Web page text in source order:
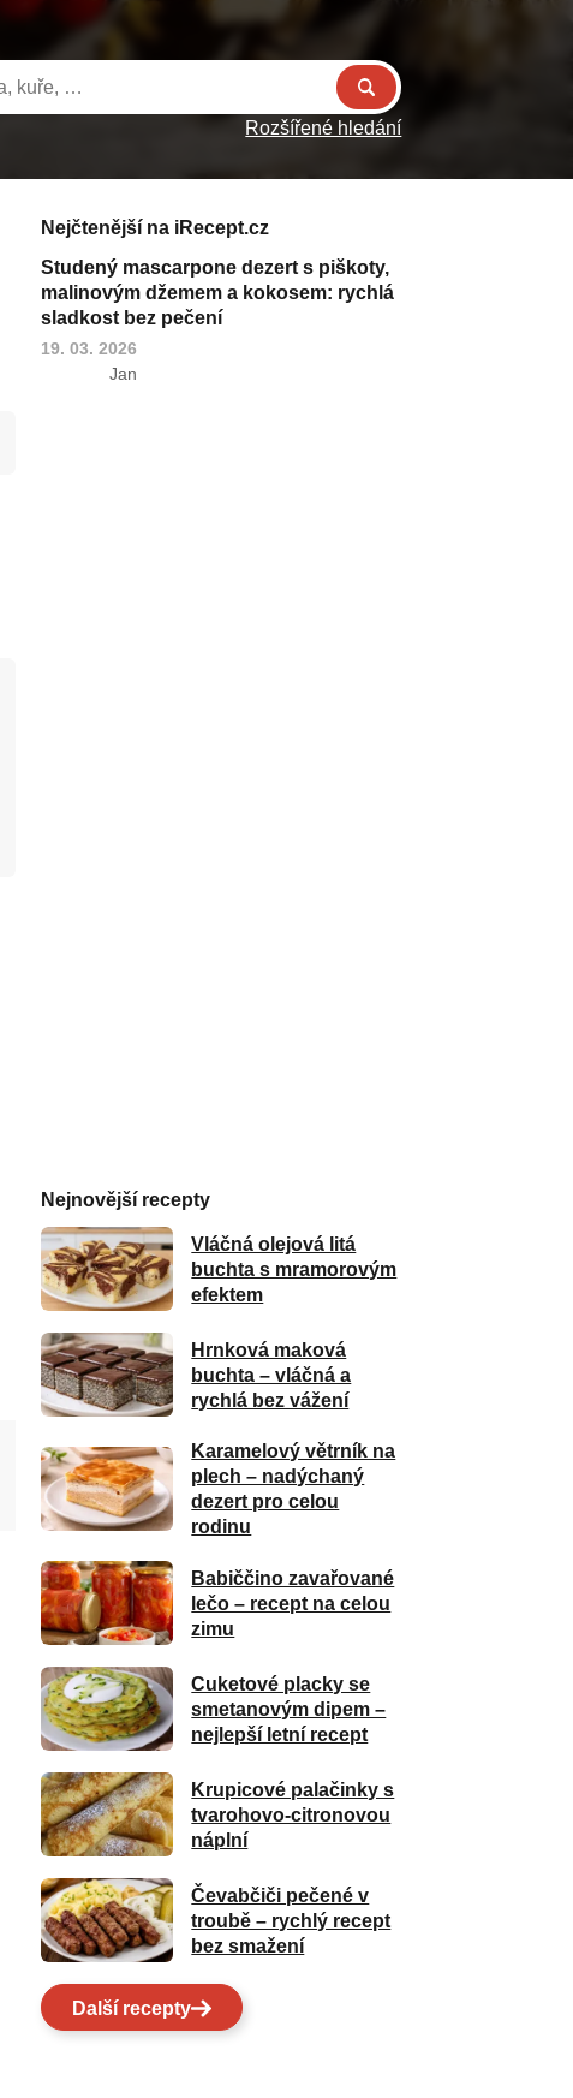
Rozšířené hledání
Nejčtenější na iRecept.cz
Studený mascarpone dezert s piškoty,
malinovým džemem a kokosem: rychlá
sladkost bez pečení
19. 03. 2026
Jan
Nejnovější recepty
Vláčná olejová litá
buchta s mramorovým
efektem
Hrnková maková
buchta – vláčná a
rychlá bez vážení
Karamelový větrník na
plech – nadýchaný
dezert pro celou
rodinu
Babiččino zavařované
lečo – recept na celou
zimu
Cuketové placky se
smetanovým dipem –
nejlepší letní recept
Krupicové palačinky s
tvarohovo-citronovou
náplní
Čevabčiči pečené v
troubě – rychlý recept
bez smažení
Další recepty